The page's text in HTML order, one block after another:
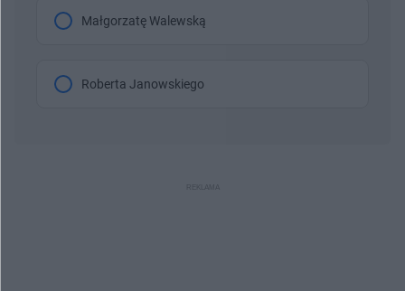
Małgorzatę Walewską
Roberta Janowskiego